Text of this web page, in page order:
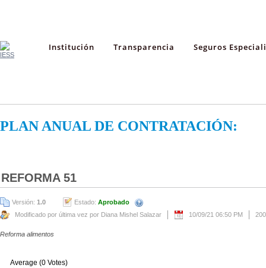
Institución Transparencia Seguros
PLAN ANUAL DE CONTRATACIÓN:
REFORMA 51
Versión: 1.0 Estado: Aprobado
Modificado por última vez por Diana Mishel Salazar
10/09/21 06:50 PM
Reforma alimentos
Average (0 Votes)